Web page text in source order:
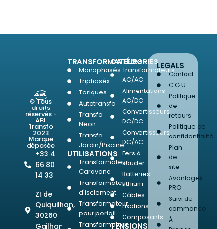
© Tous
droits
réservés -
ABL
Transfo
2023
Marque
déposée
+33 4
66 80
14 33
ZI de
Quiquilhan,
30260
Gailhan
TRANSFORMATEURS
Monophasés
Triphasés
Toriques
Autotransfo
Transfo
Néon
Transfo
Jardin/Piscine
UTILISATIONS
Transformateur
Caravane
Transformateur
d'isolement
Transformateur
pour portail
Transformateur
CATÉGORIES
Transformateurs
AC/AC
Alimentations
AC/DC
Convertisseurs
DC/DC
Convertisseurs
DC/AC
Fers à
souder
Batteries
Lithium
Câbles
Fixations
Composants
TENSIONS
LEGALS
Contact
C.G.U
Politique
de
retours
Politique de
confidentialité
Plan
de
site
Avantages
PRO
Suivi de
commande
À